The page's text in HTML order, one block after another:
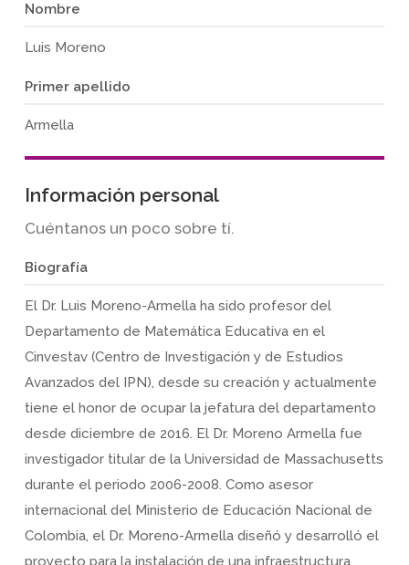
Nombre
Luis Moreno
Primer apellido
Armella
Información personal
Cuéntanos un poco sobre tí.
Biografía
El Dr. Luis Moreno-Armella ha sido profesor del
Departamento de Matemática Educativa en el
Cinvestav (Centro de Investigación y de Estudios
Avanzados del IPN), desde su creación y actualmente
tiene el honor de ocupar la jefatura del departamento
desde diciembre de 2016. El Dr. Moreno Armella fue
investigador titular de la Universidad de Massachusetts
durante el periodo 2006-2008. Como asesor
internacional del Ministerio de Educación Nacional de
Colombia, el Dr. Moreno-Armella diseñó y desarrolló el
proyecto para la instalación de una infraestructura